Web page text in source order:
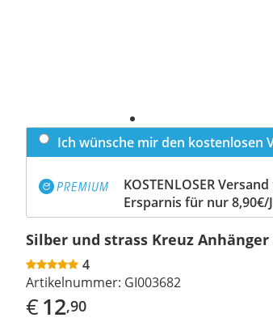
Ich wünsche mir den kostenlosen
KOSTENLOSER
Ersparnis für nur 8,90€/
Silber und strass Kreuz Anhänger
4
Artikelnummer: GI003682
€12,90